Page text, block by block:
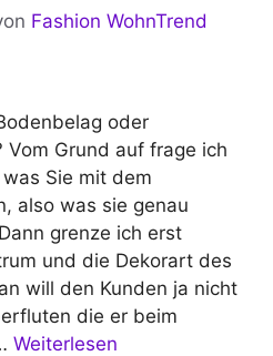
Fashion WohnTrend
oder
Vom Grund auf frage ich
Sie mit dem
also was sie genau
grenze ich erst
und die Dekorart des
will den Kunden ja nicht
die er beim
Weiterlesen